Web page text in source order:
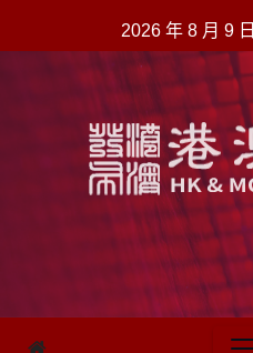
至
2026 年 8 月 9 日